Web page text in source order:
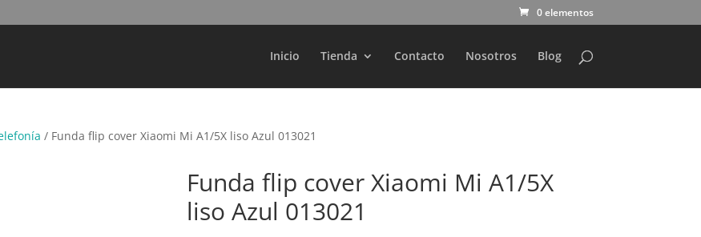
0 elementos
Inicio Tienda Contacto Nosotros Blog
Búsqueda
productos
/ Funda flip cover Xiaomi Mi A1/5X liso Azul 013021
Funda flip cover Xiaomi Mi A1/5X
liso Azul 013021